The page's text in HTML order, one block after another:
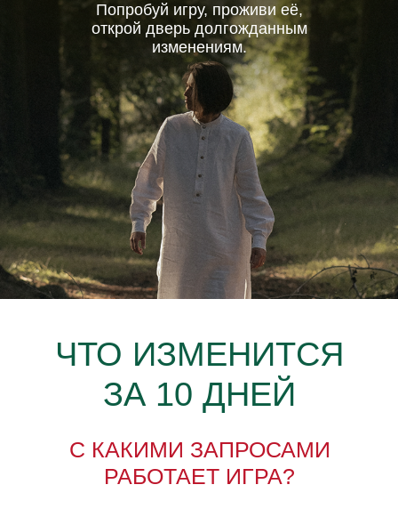
Попробуй игру, проживи её,
открой дверь долгожданным
изменениям.
С КАКИМИ ЗАПРОСАМИ
РАБОТАЕТ ИГРА?
ЧТО ИЗМЕНИТСЯ
ЗА 10 ДНЕЙ